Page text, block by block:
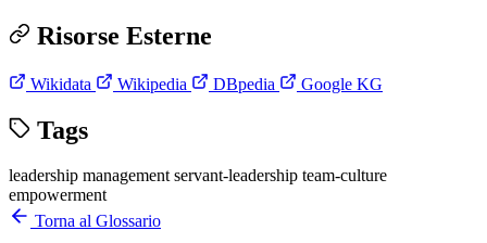
Risorse Esterne
Wikidata Wikipedia DBpedia Google KG
Tags
leadership managementservant-leadership team-culture
empowerment
Torna al Glossario